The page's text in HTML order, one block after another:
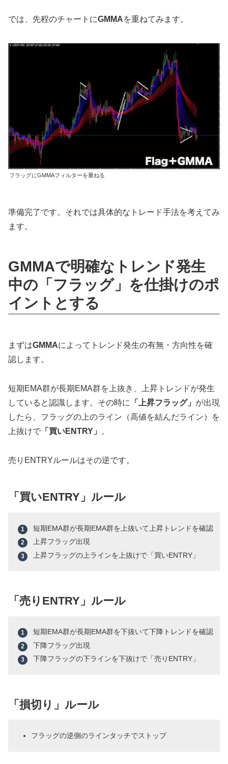
では、先程のチャートにGMMAを重ねてみます。
フラッグにGMMAフィルターを重ねる
準備完了です。それでは具体的なトレード手法を考えてみ
ます。
GMMAで明確なトレンド発生
中の「フラッグ」を仕掛けのポ
イントとする
まずはGMMAによってトレンド発生の有無・方向性を確
認します。
短期EMA群が長期EMA群を上抜き、上昇トレンドが発生
していると認識します。その時に
「上昇フラッグ」 が出現
したら、フラッグの上のライン（高値を結んだライン）を
上抜けで 「買いENTRY」 。
売りENTRYルールはその逆です。
「買いENTRY」ルール
短期EMA群が長期EMA群を上抜いて上昇トレンドを確認
上昇フラッグ出現
上昇フラッグの上ラインを上抜けで「買いENTRY」
「売りENTRY」ルール
短期EMA群が長期EMA群を下抜いて下降トレンドを確認
下降フラッグ出現
下降フラッグの下ラインを下抜けで「売りENTRY」
「損切り」ルール
フラッグの逆側のラインタッチでストップ